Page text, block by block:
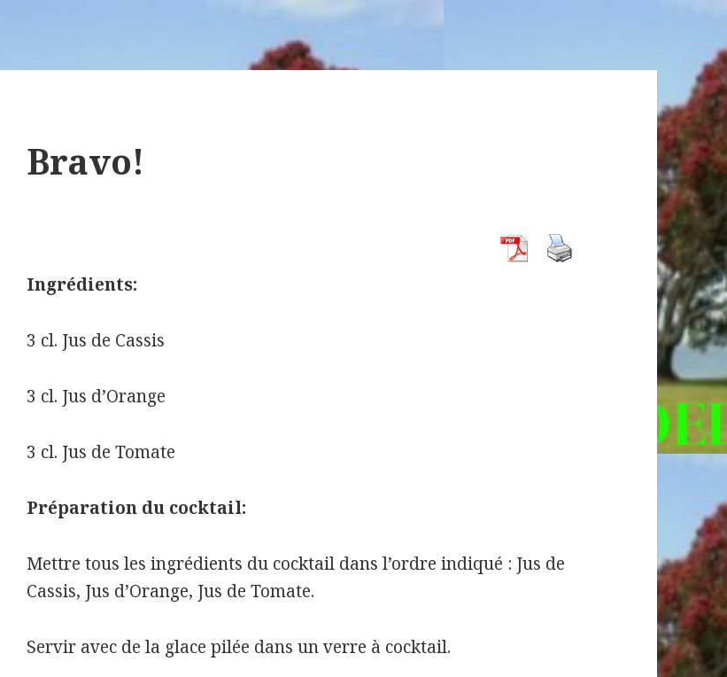
Bravo!
Ingrédients:
3 cl. Jus de Cassis
3 cl. Jus d’Orange
3 cl. Jus de Tomate
Préparation du cocktail:
Mettre tous les ingrédients du cocktail dans l’ordre indiqué : Jus de
Cassis, Jus d’Orange, Jus de Tomate.
Servir avec de la glace pilée dans un verre à cocktail.